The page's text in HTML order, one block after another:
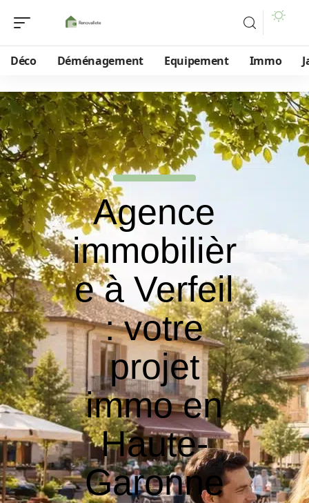
Déco Déménagement Equipement Immo
Agence
immobilièr
e à Verfeil
: votre
projet
immo en
Haute-
Garonne